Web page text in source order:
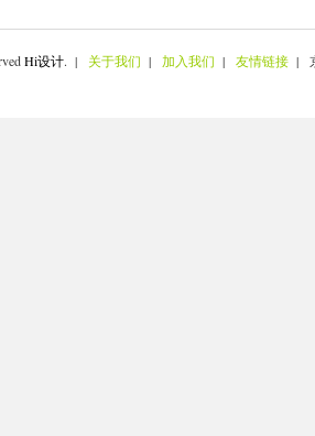
Hi设计. | 关于我们 | 加入我们 | 友情链接 |